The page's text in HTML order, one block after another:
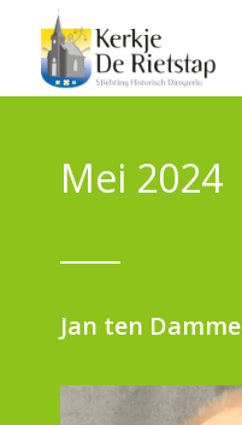
Mei 2024
Jan ten Damme